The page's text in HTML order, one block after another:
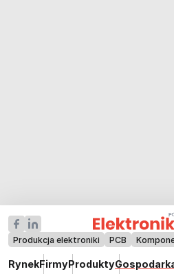
Produkcja elektroniki PCB
RynekFirmyProdukty